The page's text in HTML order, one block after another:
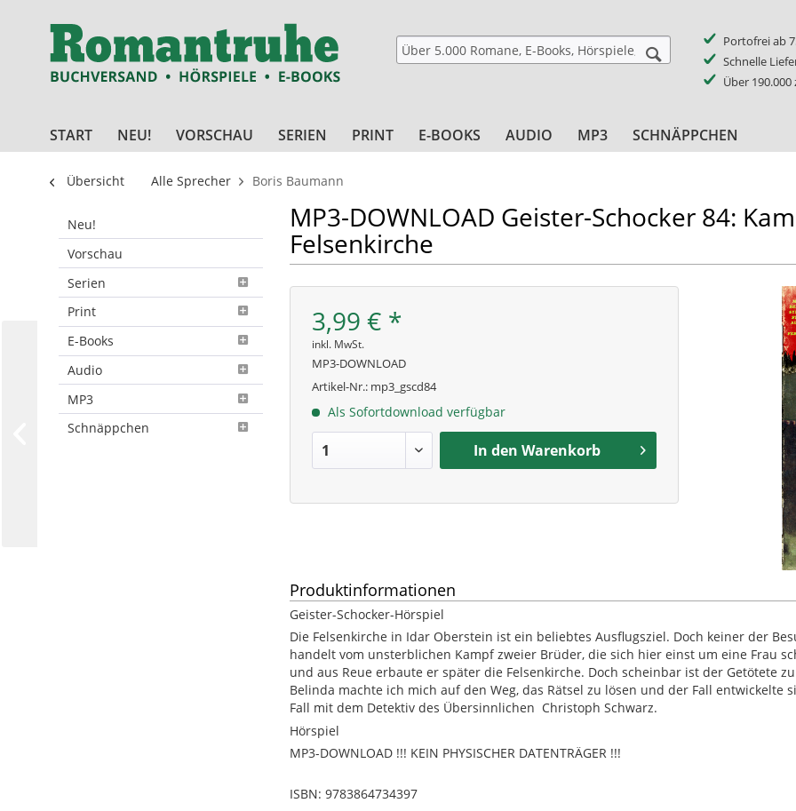
Portofrei ab
Schnelle
Über
START NEU! VORSCHAU SERIEN PRINT E-BOOKS AUDIO MP3 SCHNÄPPCHEN
Übersicht Alle Sprecher Boris Baumann
Neu!
Vorschau
Serien
Print
E-Books
Audio
MP3
Schnäppchen
MP3-DOWNLOAD Geister-Schocker 84:
Felsenkirche
3,99 € *
inkl. MwSt.
MP3-DOWNLOAD
Artikel-Nr.: mp3_gscd84
Als Sofortdownload verfügbar
In den Warenkorb
Produktinformationen
Geister-Schocker-Hörspiel
Die Felsenkirche in Idar Oberstein ist ein beliebtes Ausflugsziel. Doch keiner der
handelt vom unsterblichen Kampf zweier Brüder, die sich hier einst um eine Frau
und aus Reue erbaute er später die Felsenkirche. Doch scheinbar ist der Getötete
Belinda machte ich mich auf den Weg, das Rätsel zu lösen und der Fall entwickelte
Fall mit dem Detektiv des Übersinnlichen  Christoph Schwarz.
Hörspiel
MP3-DOWNLOAD !!! KEIN PHYSISCHER DATENTRÄGER !!!
ISBN: 9783864734397